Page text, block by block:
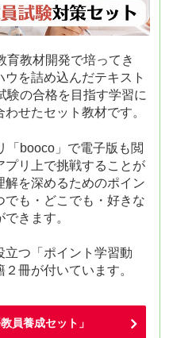
育教材開発で培ってき
を詰め込んだテキスト
験の合格を目指す学習に
せたセット教材です。
「booco」で電子版も閲
プリ上で挑戦することが
解を深めるためのポイン
でも・どこでも・好きな
きます。
立つ「ポイント学習動
冊が付いています。
員養成セット」